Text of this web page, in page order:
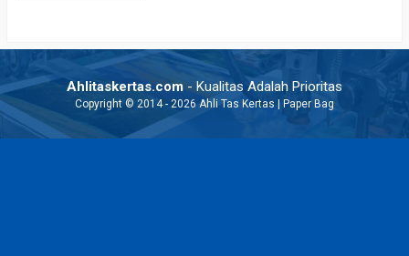
Ahlitaskertas.com - Kualitas Adalah Prioritas
Copyright © 2014 - 2026 Ahli Tas Kertas | Paper Bag